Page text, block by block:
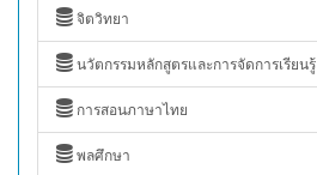
จิตวิทยา
นวัตกรรมหลักสูตรและการจัดการเรียนรู้
การสอนภาษาไทย
พลศึกษา